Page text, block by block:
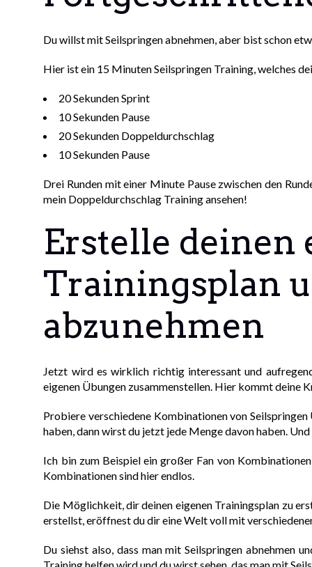
Du willst mit Seilspringen abnehmen, aber bist schon
Hier ist ein 15 Minuten Seilspringen Training, welches
20 Sekunden Sprint
10 Sekunden Pause
20 Sekunden Doppeldurchschlag
10 Sekunden Pause
Drei Runden mit einer Minute Pause zwischen den
mein Doppeldurchschlag Training ansehen!
Erstelle deinen
Trainingsplan
abzunehmen
Jetzt wird es wirklich richtig interessant und
eigenen Übungen zusammenstellen. Hier kommt deine
Probiere verschiedene Kombinationen von
haben, dann wirst du jetzt jede Menge davon haben.
Ich bin zum Beispiel ein großer Fan von
Kombinationen sind hier endlos.
Die Möglichkeit, dir deinen eigenen Trainingsplan zu
erstellst, eröffnest du dir eine Welt voll mit
Du siehst also, dass man mit Seilspringen abnehmen